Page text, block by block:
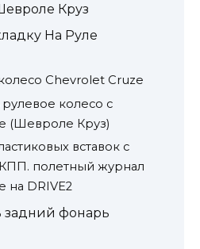
Круз
На Руле
Chevrolet Cruze
рулевое колесо с
(Шевроле Круз)
вставок с
полетный журнал
на DRIVE2
задний фонарь